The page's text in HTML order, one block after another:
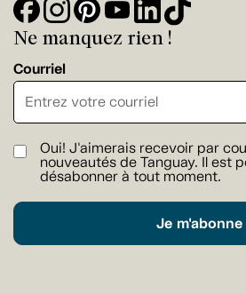
Ne manquez rien !
Courriel
Oui! J'aimerais recevoir par
nouveautés de Tanguay. Il est
désabonner à tout moment.
Je m'abonne